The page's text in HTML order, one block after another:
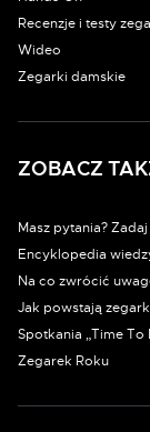
Recenzje i testy
Wideo
Zegarki damskie
ZOBACZ
Masz pytania?
Encyklopedia
Na co zwrócić
Jak powstają
Spotkania „Time To
Zegarek Roku